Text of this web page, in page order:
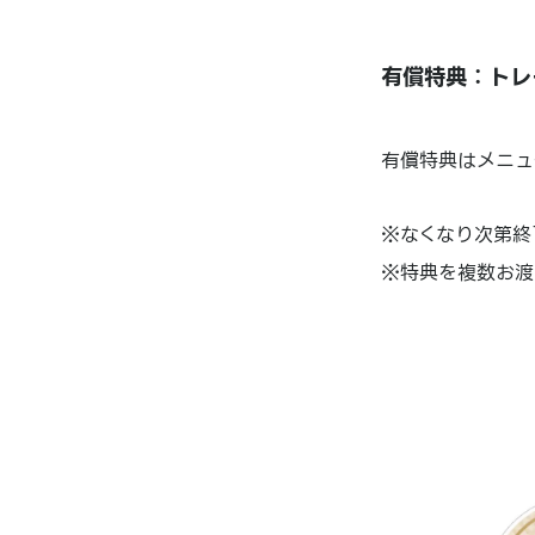
有償特典：ト
有償特典はメニ
※なくなり次第終
※特典を複数お